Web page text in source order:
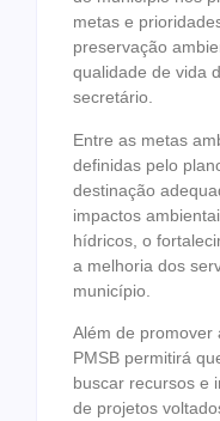
metas e
preservação
qualidade de vida
secretário.
Entre as metas
definidas pelo
destinação
impactos
hídricos, o
a melhoria dos
município.
Além de promover
PMSB permitirá
buscar recursos e
de projetos